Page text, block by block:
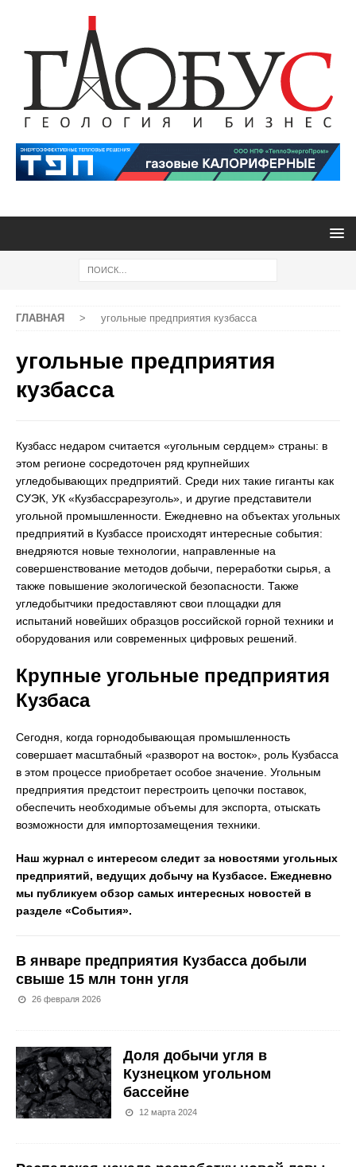
ГЛАВНАЯ > угольные предприятия кузбасса
угольные предприятия
кузбасса
Кузбасс недаром считается «угольным сердцем» страны: в
этом регионе сосредоточен ряд крупнейших
угледобывающих предприятий. Среди них такие гиганты как
СУЭК, УК «Кузбассрарезуголь», и другие представители
угольной промышленности. Ежедневно на объектах угольных
предприятий в Кузбассе происходят интересные события:
внедряются новые технологии, направленные на
совершенствование методов добычи, переработки сырья, а
также повышение экологической безопасности. Также
угледобытчики предоставляют свои площадки для
испытаний новейших образцов российской горной техники и
оборудования или современных цифровых решений.
Крупные угольные предприятия
Кузбаса
Сегодня, когда горнодобывающая промышленность
совершает масштабный «разворот на восток», роль Кузбасса
в этом процессе приобретает особое значение. Угольным
предприятия предстоит перестроить цепочки поставок,
обеспечить необходимые объемы для экспорта, отыскать
возможности для импортозамещения техники.
Наш журнал с интересом следит за новостями угольных
предприятий, ведущих добычу на Кузбассе. Ежедневно
мы публикуем обзор самых интересных новостей в
разделе «События».
В январе предприятия Кузбасса добыли
свыше 15 млн тонн угля
26 февраля 2026
Доля добычи угля в
Кузнецком угольном
бассейне
12 марта 2024